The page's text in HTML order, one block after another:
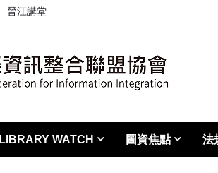
晉江講堂
LIBRARY WATCH 圖資焦點 法